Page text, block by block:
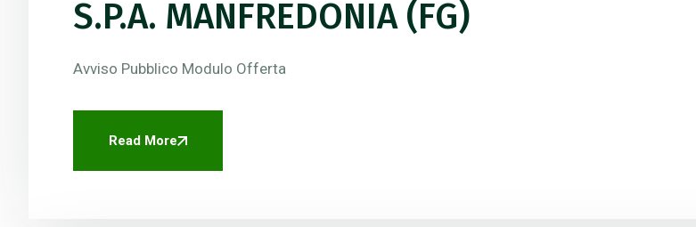
S.P.A. MANFREDONIA (FG)
Avviso Pubblico Modulo Offerta
Read More